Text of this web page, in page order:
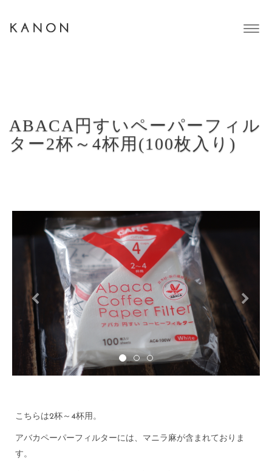
ABACA円すいペーパーフィル
ター2杯～4杯用(100枚入り)
Previous Next
こちらは2杯～4杯用。
アバカペーパーフィルターには、マニラ麻が含まれておりま
す。